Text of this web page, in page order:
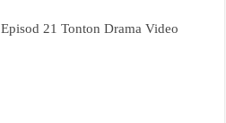
21 Tonton Drama Video